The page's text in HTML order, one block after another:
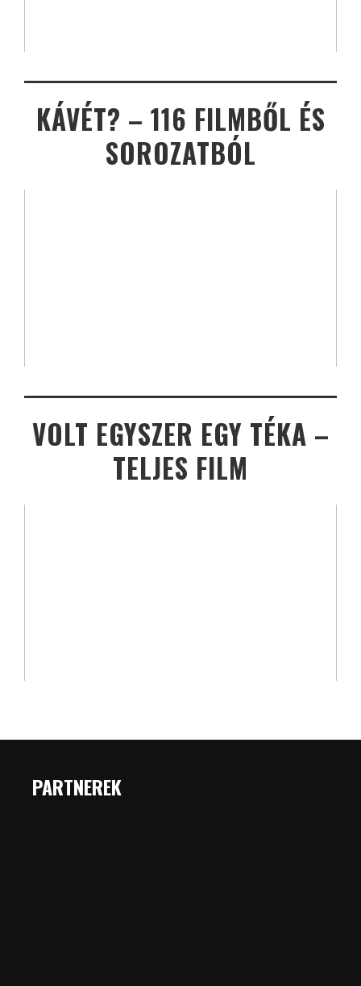
KÁVÉT? – 116 FILMBŐL ÉS
SOROZATBÓL
VOLT EGYSZER EGY TÉKA –
TELJES FILM
PARTNEREK